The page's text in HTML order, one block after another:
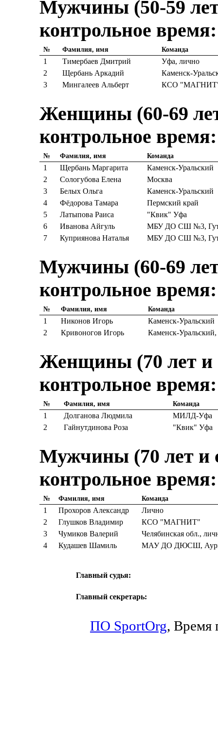
Мужчины (50-59
контрольное
№ Фамилия, имя Команда
1 Тимербаев Дмитрий
Уфа, лично
2
Щербань Аркадий
Каменск-
3
Мингалеев Альберт КСО
Женщины (60-69
контрольное
№ Фамилия, имя Команда
1 Щербань Маргарита
Каменск-Уральский
2
Сологубова Елена
Москва
3
Белых Ольга
Каменск-Уральский
4
Фёдорова Тамара
Пермский край
5
Латыпова Раиса
"Квик" Уфа
6
Иванова Айгуль
МБУ ДО СШ №3,
7
Куприянова Наталья МБУ ДО СШ №3,
Мужчины (60-69
контрольное
№ Фамилия, имя Команда
1 Никонов Игорь
Каменск-Уральский
2
Кривоногов Игорь Каменск-
Женщины (70 лет и
контрольное
№ Фамилия, имя Команда
1 Долганова Людмила
МИЛД-Уфа
2
Гайнутдинова Роза "Квик" Уфа
Мужчины (70 лет и
контрольное
№ Фамилия, имя Команда
1 Прохоров Александр
Лично
2
Глушков Владимир
КСО "МАГНИТ"
3
Чумиков Валерий
Челябинская обл.,
4
Кудашев Шамиль МАУ ДО ДЮСШ,
Главный судья:
Главный секретарь:
ПО SportOrg, Время